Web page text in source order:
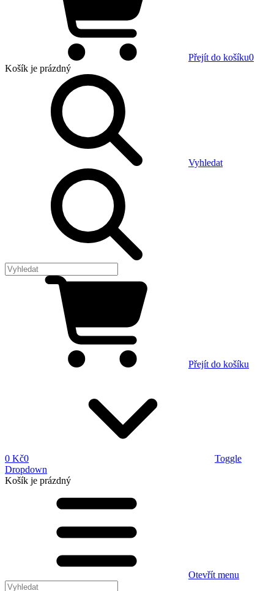
Přejít do košíku0
Košík je prázdný
Vyhledat
Přejít do košíku
0 Kč0
Toggle
Dropdown
Košík je prázdný
Otevřít menu